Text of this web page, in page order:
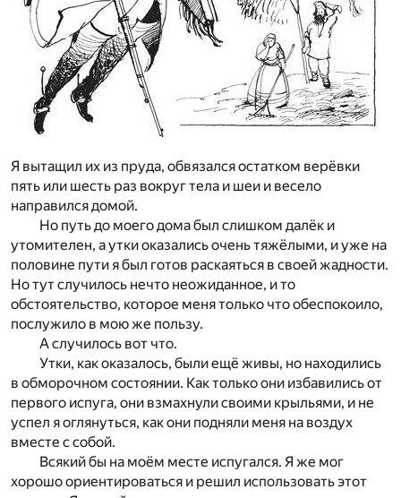
Я вытащил их из пруда, обвязался остатком верёвки
пять или шесть раз вокруг тела и шеи и весело
направился домой.
Но путь до моего дома был слишком далёк и
утомителен, а утки оказались очень тяжёлыми, и уже на
половине пути я был готов раскаяться в своей жадности.
Но тут случилось нечто неожиданное, и то
обстоятельство, которое меня только что обеспокоило,
послужило в мою же пользу.
А случилось вот что.
Утки, как оказалось, были ещё живы, но находились
в обморочном состоянии. Как только они избавились от
первого испуга, они взмахнули своими крыльями, и не
успел я оглянуться, как они подняли меня на воздух
вместе с собой.
Всякий бы на моём месте испугался. Я же мог
хорошо ориентироваться и решил использовать этот